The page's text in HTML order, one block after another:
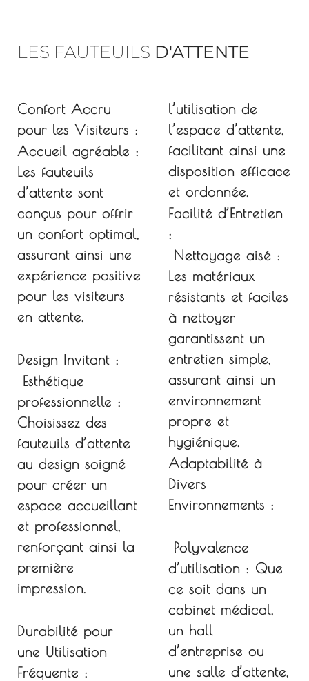
LES FAUTEUILS D'ATTENTE
Confort Accru
pour les Visiteurs :
Accueil agréable :
Les fauteuils
d’attente sont
conçus pour offrir
un confort optimal,
assurant ainsi une
expérience positive
pour les visiteurs
en attente.
Design Invitant :
Esthétique
professionnelle :
Choisissez des
fauteuils d’attente
au design soigné
pour créer un
espace accueillant
et professionnel,
renforçant ainsi la
première
impression.
Durabilité pour
une Utilisation
Fréquente :
l’utilisation de
l’espace d’attente,
facilitant ainsi une
disposition efficace
et ordonnée.
Facilité d’Entretien
:
Nettoyage aisé :
Les matériaux
résistants et faciles
à nettoyer
garantissent un
entretien simple,
assurant ainsi un
environnement
propre et
hygiénique.
Adaptabilité à
Divers
Environnements :
Polyvalence
d’utilisation : Que
ce soit dans un
cabinet médical,
un hall
d’entreprise ou
une salle d’attente,